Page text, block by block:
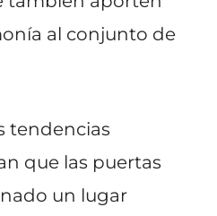
al conjunto de
tendencias
que las puertas
un lugar